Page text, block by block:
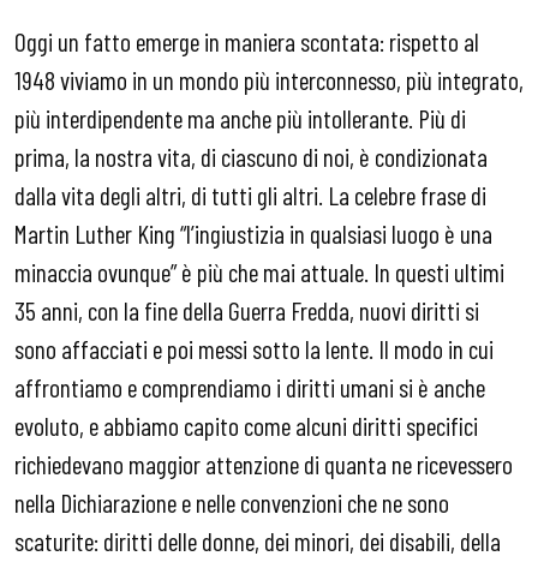
Oggi un fatto emerge in maniera scontata: rispetto al
1948 viviamo in un mondo più interconnesso, più integrato,
più interdipendente ma anche più intollerante. Più di
prima, la nostra vita, di ciascuno di noi, è condizionata
dalla vita degli altri, di tutti gli altri. La celebre frase di
Martin Luther King “l’ingiustizia in qualsiasi luogo è una
minaccia ovunque” è più che mai attuale. In questi ultimi
35 anni, con la fine della Guerra Fredda, nuovi diritti si
sono affacciati e poi messi sotto la lente. Il modo in cui
affrontiamo e comprendiamo i diritti umani si è anche
evoluto, e abbiamo capito come alcuni diritti specifici
richiedevano maggior attenzione di quanta ne ricevessero
nella Dichiarazione e nelle convenzioni che ne sono
scaturite: diritti delle donne, dei minori, dei disabili, della